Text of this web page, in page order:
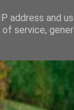
address and
service,